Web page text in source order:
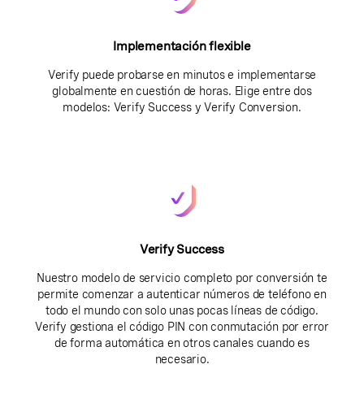
Implementación flexible
Verify puede probarse en minutos e implementarse
globalmente en cuestión de horas. Elige entre dos
modelos: Verify Success y Verify Conversion.
Verify Success
Nuestro modelo de servicio completo por conversión te
permite comenzar a autenticar números de teléfono en
todo el mundo con solo unas pocas líneas de código.
Verify gestiona el código PIN con conmutación por error
de forma automática en otros canales cuando es
necesario.